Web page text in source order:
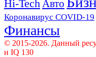
Hi-Tech Авто
Коронавирус COVID-19
Финансы
© 2015-2026. Данный
и IQ 130